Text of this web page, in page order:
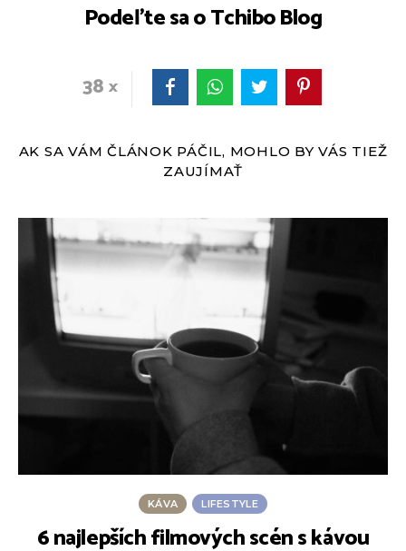
Podeľte sa o Tchibo Blog
38
AK SA VÁM ČLÁNOK PÁČIL, MOHLO BY VÁS TIEŽ
ZAUJÍMAŤ
KÁVA LIFESTYLE
6 najlepších filmových scén s kávou